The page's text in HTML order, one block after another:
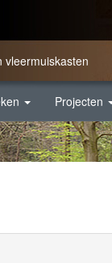
vleermuiskasten
Projecten